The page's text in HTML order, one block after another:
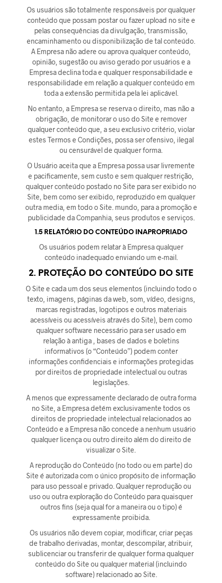
Os usuários são totalmente responsáveis por qualquer
conteúdo que possam postar ou fazer upload no site e
pelas consequências da divulgação, transmissão,
encaminhamento ou disponibilização de tal conteúdo.
A Empresa não adere ou aprova qualquer conteúdo,
opinião, sugestão ou aviso gerado por usuários e a
Empresa declina toda e qualquer responsabilidade e
responsabilidade em relação a qualquer conteúdo em
toda a extensão permitida pela lei aplicável.
No entanto, a Empresa se reserva o direito, mas não a
obrigação, de monitorar o uso do Site e remover
qualquer conteúdo que, a seu exclusivo critério, violar
estes Termos e Condições, possa ser ofensivo, ilegal
ou censurável de qualquer forma.
O Usuário aceita que a Empresa possa usar livremente
e pacificamente, sem custo e sem qualquer restrição,
qualquer conteúdo postado no Site para ser exibido no
Site, bem como ser exibido, reproduzido em qualquer
outra media, em todo o Site. mundo, para a promoção e
publicidade da Companhia, seus produtos e serviços.
1.5 RELATÓRIO DO CONTEÚDO INAPROPRIADO
Os usuários podem relatar à Empresa qualquer
conteúdo inadequado enviando um e-mail.
2. PROTEÇÃO DO CONTEÚDO DO SITE
O Site e cada um dos seus elementos (incluindo todo o
texto, imagens, páginas da web, som, vídeo, designs,
marcas registradas, logotipos e outros materiais
acessíveis ou acessíveis através do Site), bem como
qualquer software necessário para ser usado em
relação à antiga , bases de dados e boletins
informativos (o “Conteúdo”) podem conter
informações confidenciais e informações protegidas
por direitos de propriedade intelectual ou outras
legislações.
A menos que expressamente declarado de outra forma
no Site, a Empresa detém exclusivamente todos os
direitos de propriedade intelectual relacionados ao
Conteúdo e a Empresa não concede a nenhum usuário
qualquer licença ou outro direito além do direito de
visualizar o Site.
A reprodução do Conteúdo (no todo ou em parte) do
Site é autorizada com o único propósito de informação
para uso pessoal e privado. Qualquer reprodução ou
uso ou outra exploração do Conteúdo para quaisquer
outros fins (seja qual for a maneira ou o tipo) é
expressamente proibida.
Os usuários não devem copiar, modificar, criar peças
de trabalho derivadas, montar, descompilar, atribuir,
sublicenciar ou transferir de qualquer forma qualquer
conteúdo do Site ou qualquer material (incluindo
software) relacionado ao Site.